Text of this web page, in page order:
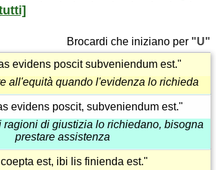
Brocardi che iniziano per "U"
evidens poscit subveniendum est."
all'equità quando l'evidenza lo richieda
evidens poscit, subveniendum est."
ragioni di giustizia lo richiedano, bisogna
prestare assistenza
est, ibi lis finienda est."